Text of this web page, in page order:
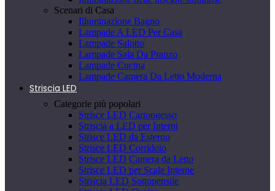
Scenari di Casa
Illuminazione Bagno
Lampade A LED Per Casa
Lampade Salotto
Lampade Sala Da Pranzo
Lampade Cucina
Lampade Camera Da Letto Moderna
Striscia LED
Categorie più popolari
Strisce LED Cartongesso
Striscia a LED per Interni
Strisce LED da Esterno
Strisce LED Corridoio
Strisce LED Camera da Letto
Strisce LED per Scale Interne
Striscia LED Sottopensile